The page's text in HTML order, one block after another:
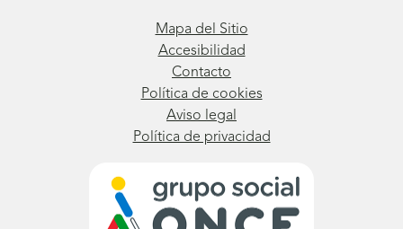
Mapa del Sitio
Accesibilidad
Contacto
Política de cookies
Aviso legal
Política de privacidad